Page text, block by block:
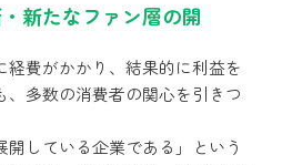
新たなファン層の開
経費がかかり、結果的に利益を
多数の消費者の関心を引きつ
開している企業である」という